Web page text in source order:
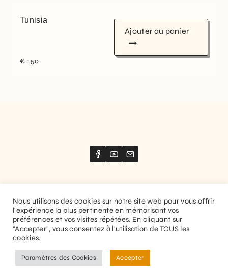
Tunisia
€ 1,50
Ajouter au panier
Website created byStimize
© 2026 Guitaranthem. All rights reserved.
Privacy Policy Terms and Conditions
Nous utilisons des cookies sur notre site web pour vous offrir
l'expérience la plus pertinente en mémorisant vos
préférences et vos visites répétées. En cliquant sur
"Accepter", vous consentez à l'utilisation de TOUS les
cookies.
Paramètres des Cookies Accepter